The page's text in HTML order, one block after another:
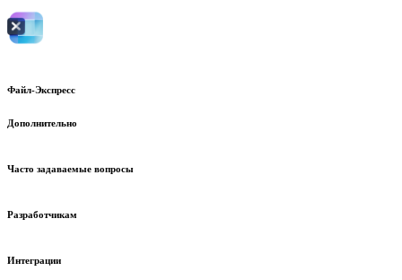
Файл-Экспресс
Дополнительно
Часто задаваемые вопросы
Разработчикам
Интеграции